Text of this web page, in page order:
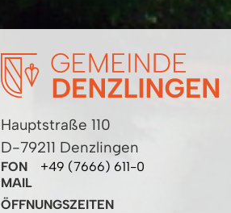
Hauptstraße 110
D-79211 Denzlingen
FON
+49 (7666) 611-0
MAIL
ÖFFNUNGSZEITEN